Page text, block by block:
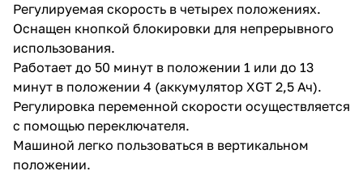
Регулируемая скорость в четырех положениях.
Оснащен кнопкой блокировки для непрерывного
использования.
Работает до 50 минут в положении 1 или до 13
минут в положении 4 (аккумулятор XGT 2,5 Ач).
Регулировка переменной скорости осуществляется
с помощью переключателя.
Машиной легко пользоваться в вертикальном
положении.